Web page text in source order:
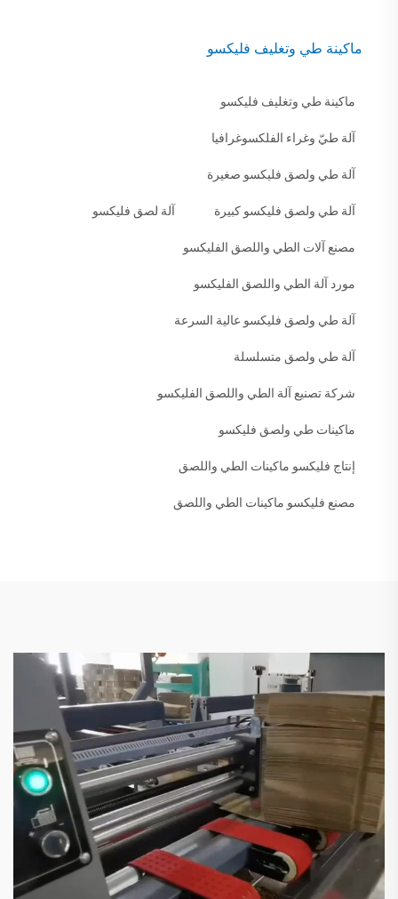
ماكينة طي وتغليف فليكسو
ماكينة طي وتغليف فليكسو
آلة طيّ وغراء الفلكسوغرافيا
آلة طي ولصق فليكسو صغيرة
آلة طي ولصق فليكسو كبيرة آلة لصق فليكسو
مصنع آلات الطي واللصق الفليكسو
مورد آلة الطي واللصق الفليكسو
آلة طي ولصق فليكسو عالية السرعة
آلة طي ولصق متسلسلة
شركة تصنيع آلة الطي واللصق الفليكسو
ماكينات طي ولصق فليكسو
إنتاج فليكسو ماكينات الطي واللصق
مصنع فليكسو ماكينات الطي واللصق